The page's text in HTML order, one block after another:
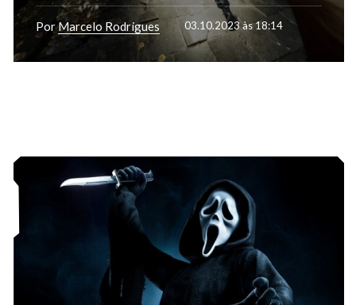
PorMarcelo Rodrigues 03.10.2023 às 18:14